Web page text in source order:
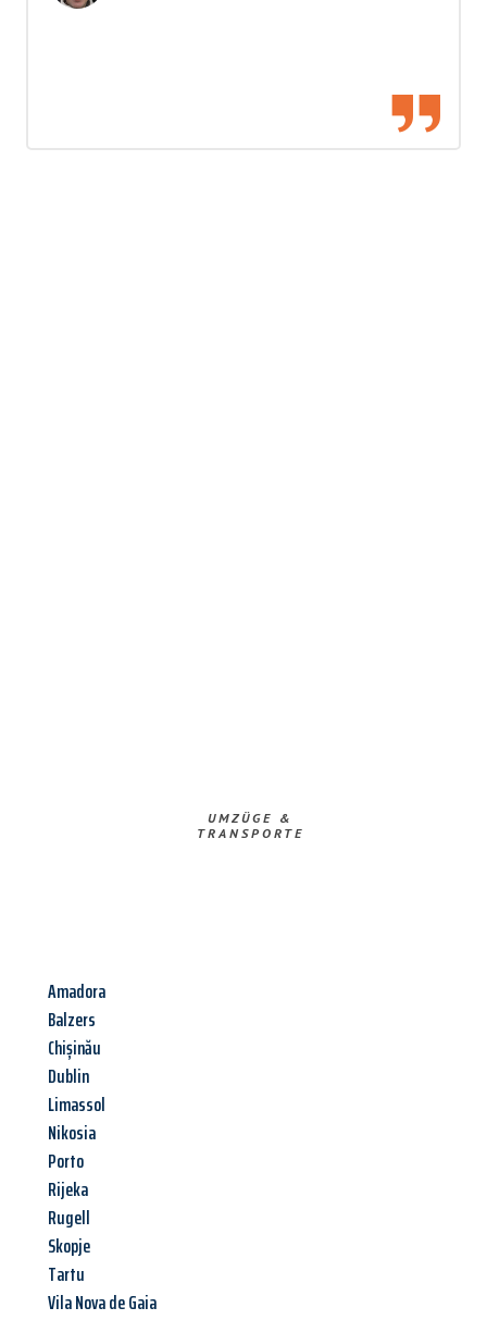
UMZÜGE &
TRANSPORTE
Amadora
Balzers
Chișinău
Dublin
Limassol
Nikosia
Porto
Rijeka
Rugell
Skopje
Tartu
Vila Nova de Gaia